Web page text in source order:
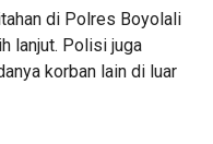
di Polres Boyolali
lanjut. Polisi juga
korban lain di luar